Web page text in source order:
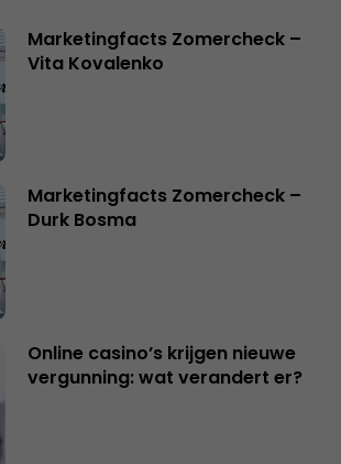
Marketingfacts Zomercheck –
Vita Kovalenko
Marketingfacts Zomercheck –
Durk Bosma
Online casino’s krijgen nieuwe
vergunning: wat verandert er?